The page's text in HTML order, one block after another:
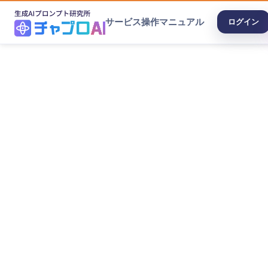
サービス操作マニュアル ログイン